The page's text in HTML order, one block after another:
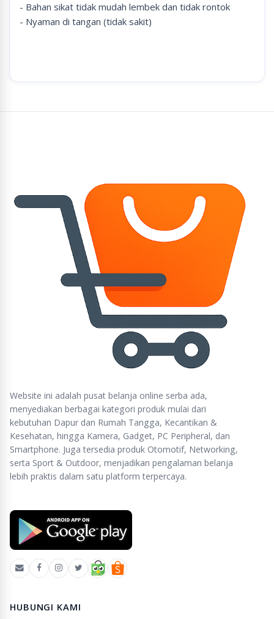
- Bahan sikat tidak mudah lembek dan tidak rontok
- Nyaman di tangan (tidak sakit)
Website ini adalah pusat belanja online serba ada,
menyediakan berbagai kategori produk mulai dari
kebutuhan Dapur dan Rumah Tangga, Kecantikan &
Kesehatan, hingga Kamera, Gadget, PC Peripheral, dan
Smartphone. Juga tersedia produk Otomotif, Networking,
serta Sport & Outdoor, menjadikan pengalaman belanja
lebih praktis dalam satu platform terpercaya.
HUBUNGI KAMI